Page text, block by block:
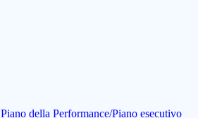
Piano della Performance/Piano esecutivo